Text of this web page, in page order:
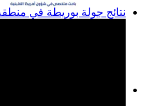
نتائج جولة بوريطة في منطقة